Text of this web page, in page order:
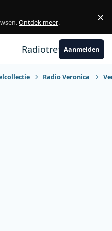
Ontdek meer. ×
RadiotrefpuntAanmelden
Radio Veronica